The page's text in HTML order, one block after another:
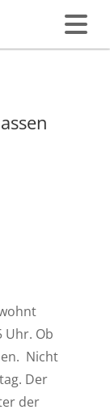
Uhr. Ob
Nicht
Der
der